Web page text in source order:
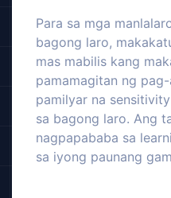
Para sa mga
bagong laro,
mas mabilis kang
pamamagitan ng
pamilyar na
sa bagong laro. Ang
nagpapababa sa
sa iyong paunang